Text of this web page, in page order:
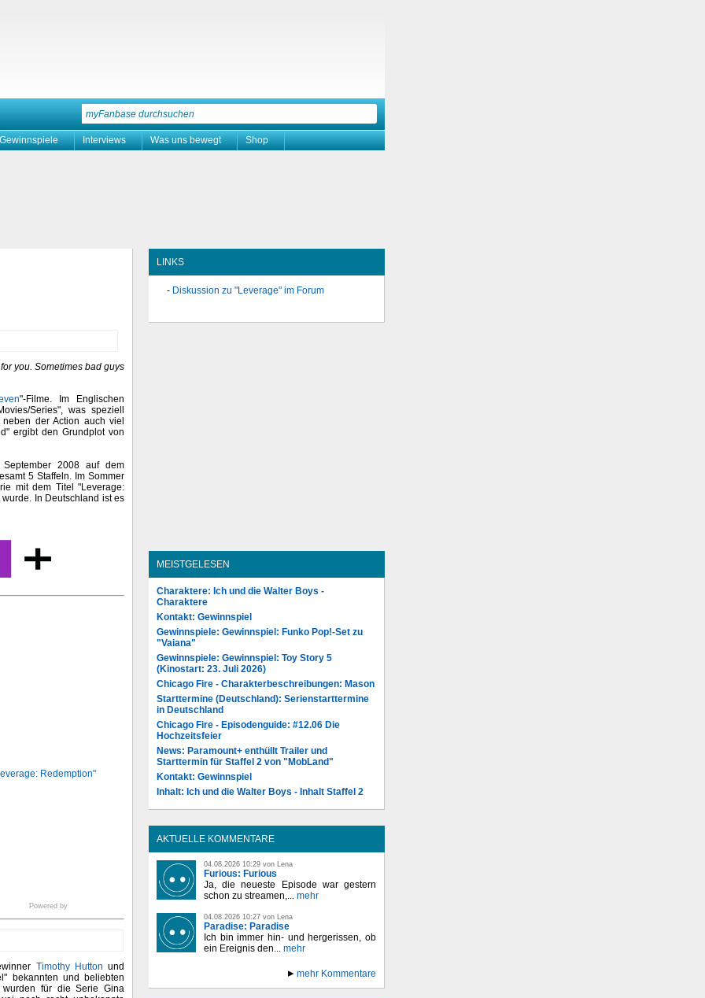
Gewinnspiele Interviews Was uns bewegt Shop
you. Sometimes bad guys
"-Filme. Im Englischen
Series", was speziell
der Action auch viel
ergibt den Grundplot von
2008 auf dem
5 Staffeln. Im Sommer
mit dem Titel "Leverage:
In Deutschland ist es
Redemption"
Powered by
Timothy Hutton und
bekannten und beliebten
wurden für die Serie Gina
LINKS
Diskussion zu "Leverage" im Forum
MEISTGELESEN
Charaktere: Ich und die Walter Boys -
Charaktere
Kontakt: Gewinnspiel
Gewinnspiele: Gewinnspiel: Funko Pop!-Set zu
"Vaiana"
Gewinnspiele: Gewinnspiel: Toy Story 5
(Kinostart: 23. Juli 2026)
Chicago Fire - Charakterbeschreibungen: Mason
Starttermine (Deutschland): Serienstarttermine
in Deutschland
Chicago Fire - Episodenguide: #12.06 Die
Hochzeitsfeier
News: Paramount+ enthüllt Trailer und
Starttermin für Staffel 2 von "MobLand"
Kontakt: Gewinnspiel
Inhalt: Ich und die Walter Boys - Inhalt Staffel 2
AKTUELLE KOMMENTARE
04.08.2026 10:29 von Lena
Furious: Furious
Ja, die neueste Episode war gestern
schon zu streamen,... mehr
04.08.2026 10:27 von Lena
Paradise: Paradise
Ich bin immer hin- und hergerissen, ob
ein Ereignis den... mehr
mehr Kommentare